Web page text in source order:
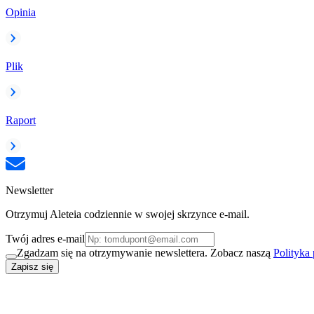
Opinia
Plik
Raport
Newsletter
Otrzymuj Aleteia codziennie w swojej skrzynce e-mail.
Twój adres e-mail
Zgadzam się na otrzymywanie newslettera. Zobacz naszą Polityka
Zapisz się